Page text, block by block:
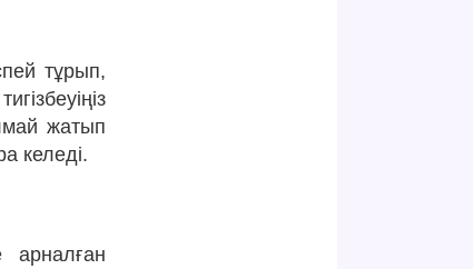
тұрып,
жатып
келеді.
арналған